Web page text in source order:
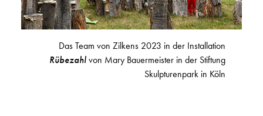
Das Team von Zilkens 2023 in der Installation
Rübezahlvon Mary Bauermeister in der Stiftung
Skulpturenpark in Köln